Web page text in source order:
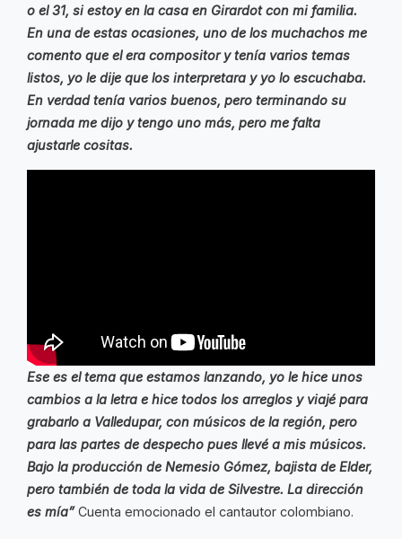
o el 31, si estoy en la casa en Girardot con mi familia.
En una de estas ocasiones, uno de los muchachos me
comento que el era compositor y tenía varios temas
listos, yo le dije que los interpretara y yo lo escuchaba.
En verdad tenía varios buenos, pero terminando su
jornada me dijo y tengo uno más, pero me falta
ajustarle cositas.
Ese es el tema que estamos lanzando, yo le hice unos
cambios a la letra e hice todos los arreglos y viajé para
grabarlo a Valledupar, con músicos de la región, pero
para las partes de despecho pues llevé a mis músicos.
Bajo la producción de Nemesio Gómez, bajista de Elder,
pero también de toda la vida de Silvestre. La dirección
es mía”Cuenta emocionado el cantautor colombiano.